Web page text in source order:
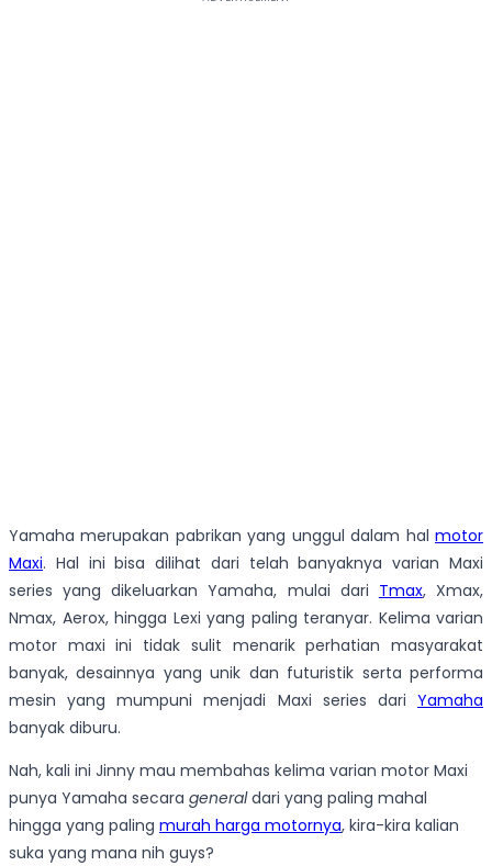
Yamaha merupakan pabrikan yang unggul dalam hal motor
Maxi. Hal ini bisa dilihat dari telah banyaknya varian Maxi
series yang dikeluarkan Yamaha, mulai dari Tmax, Xmax,
Nmax, Aerox, hingga Lexi yang paling teranyar. Kelima varian
motor maxi ini tidak sulit menarik perhatian masyarakat
banyak, desainnya yang unik dan futuristik serta performa
mesin yang mumpuni menjadi Maxi series dari Yamaha
banyak diburu.
Nah, kali ini Jinny mau membahas kelima varian motor Maxi
punya Yamaha secara generaldari yang paling mahal
hingga yang paling murah harga motornya, kira-kira kalian
suka yang mana nih guys?